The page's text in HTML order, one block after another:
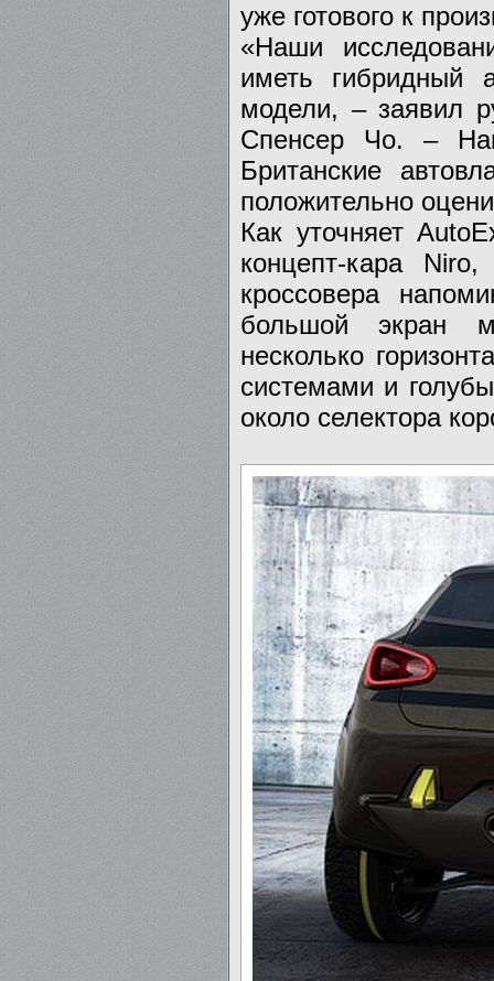
уже готового к
«Наши
иметь гибридный
модели, – заявил
Спенсер Чо. –
Британские
положительно
Как уточняет
концепт-кара
кроссовера
большой экран
несколько
системами и
около селектора